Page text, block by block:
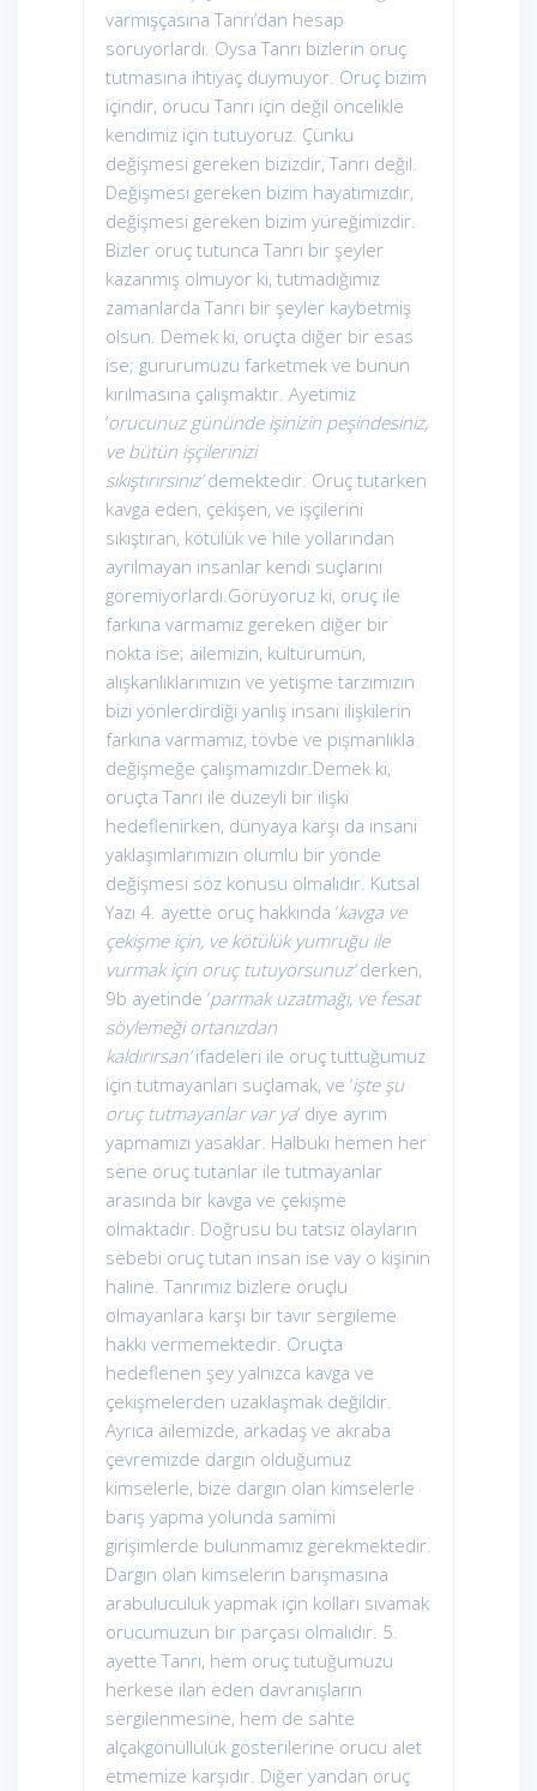
varmışçasına Tanrı’dan hesap
soruyorlardı. Oysa Tanrı bizlerin oruç
tutmasına ihtiyaç duymuyor. Oruç bizim
içindir, orucu Tanrı için değil öncelikle
kendimiz için tutuyoruz. Çünkü
değişmesi gereken bizizdir, Tanrı değil.
Değişmesi gereken bizim hayatımızdır,
değişmesi gereken bizim yüreğimizdir.
Bizler oruç tutunca Tanrı bir şeyler
kazanmış olmuyor ki, tutmadığımız
zamanlarda Tanrı bir şeyler kaybetmiş
olsun. Demek ki, oruçta diğer bir esas
ise; gururumuzu farketmek ve bunun
kırılmasına çalışmaktır. Ayetimiz
‘orucunuz gününde işinizin peşindesiniz,
ve bütün işçilerinizi
sıkıştırırsınız’demektedir. Oruç tutarken
kavga eden, çekişen, ve işçilerini
sıkıştıran, kötülük ve hile yollarından
ayrılmayan insanlar kendi suçlarını
göremiyorlardı.Görüyoruz ki, oruç ile
farkına varmamız gereken diğer bir
nokta ise; ailemizin, kültürümün,
alışkanlıklarımızın ve yetişme tarzımızın
bizi yönlerdirdiği yanlış insani ilişkilerin
farkına varmamız, tövbe ve pişmanlıkla
değişmeğe çalışmamızdır.Demek ki,
oruçta Tanrı ile düzeyli bir ilişki
hedeflenirken, dünyaya karşı da insani
yaklaşımlarımızın olumlu bir yönde
değişmesi söz konusu olmalıdır. Kutsal
Yazı 4. ayette oruç hakkında ‘kavga ve
çekişme için, ve kötülük yumruğu ile
vurmak için oruç tutuyorsunuz’derken,
9b ayetinde ‘parmak uzatmağı, ve fesat
söylemeği ortanızdan
kaldırırsan’ifadeleri ile oruç tuttuğumuz
için tutmayanları suçlamak, ve ‘işte şu
oruç tutmayanlar var ya’ diye ayrım
yapmamızı yasaklar. Halbuki hemen her
sene oruç tutanlar ile tutmayanlar
arasında bir kavga ve çekişme
olmaktadır. Doğrusu bu tatsız olayların
sebebi oruç tutan insan ise vay o kişinin
haline. Tanrımız bizlere oruçlu
olmayanlara karşı bir tavır sergileme
hakkı vermemektedir. Oruçta
hedeflenen şey yalnızca kavga ve
çekişmelerden uzaklaşmak değildir.
Ayrıca ailemizde, arkadaş ve akraba
çevremizde dargın olduğumuz
kimselerle, bize dargın olan kimselerle
barış yapma yolunda samimi
girişimlerde bulunmamız gerekmektedir.
Dargın olan kimselerin barışmasına
arabuluculuk yapmak için kolları sıvamak
orucumuzun bir parçası olmalıdır. 5.
ayette Tanrı, hem oruç tutuğumuzu
herkese ilan eden davranışların
sergilenmesine, hem de sahte
alçakgönüllülük gösterilerine orucu alet
etmemize karşıdır. Diğer yandan oruç